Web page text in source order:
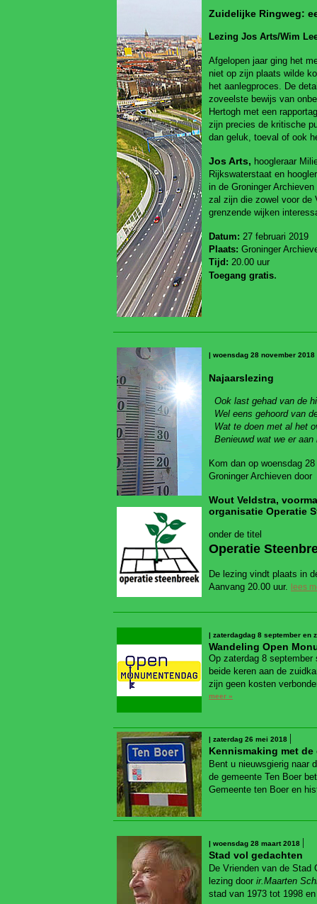
Zuidelijke Ringweg:
Lezing Jos Arts/Wim
Afgelopen jaar ging het
niet op zijn plaats wilde
het aanlegproces. De
zoveelste bewijs van
Hertogh met een
zijn precies de kritische
dan geluk, toeval of ook
Jos Arts, hoogleraar
Rijkswaterstaat en
in de Groninger
zal zijn die zowel voor de
grenzende wijken
Datum: 27 februari 2019
Plaats: Groninger
Tijd: 20.00 uur
Toegang gratis.
| woensdag 28 november 2018
Najaarslezing
Ook last gehad van de
Wel eens gehoord van
Wat te doen met al het
Benieuwd wat we er aan
Kom dan op woensdag
Groninger Archieven door
Wout Veldstra,
organisatie Operatie
onder de titel
Operatie
De lezing vindt plaats in
Aanvang 20.00 uur. lees
| zaterdagdag 8 september en
Wandeling Open
Op zaterdag 8 september
beide keren aan de
zijn geen kosten
meer »
| zaterdag 26 mei 2018 |
Kennismaking met de
Bent u nieuwsgierig naar
de gemeente Ten Boer
Gemeente ten Boer en
| woensdag 28 maart 2018 |
Stad vol gedachten
De Vrienden van de Stad
lezing door ir.Maarten
stad van 1973 tot 1998